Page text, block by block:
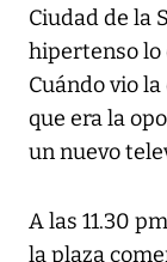
Ciudad de la
hipertenso lo
Cuándo vio
que era la
un nuevo
A las 11.30
la plaza